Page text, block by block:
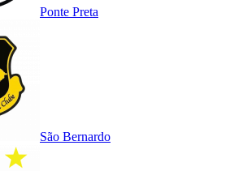
Ponte Preta
São Bernardo